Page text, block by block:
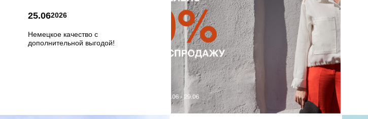
25.062026
Немецкое качество с
дополнительной выгодой!